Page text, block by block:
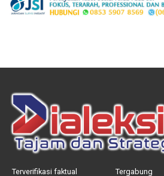
Terverifikasi faktual Tergabung